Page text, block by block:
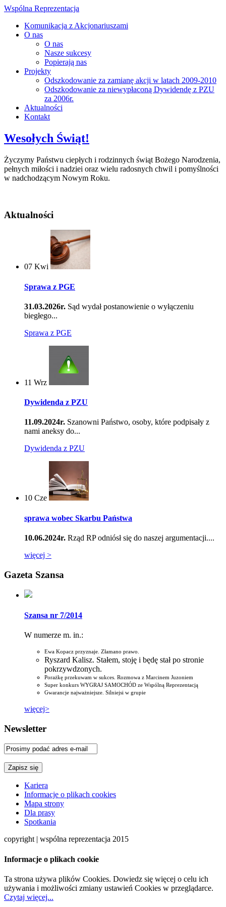
Wspólna Reprezentacja
Komunikacja z Akcjonariuszami
O nas
O nas
Nasze sukcesy
Popierają nas
Projekty
Odszkodowanie za zamianę akcji w latach 2009-2010
Odszkodowanie za niewypłaconą Dywidendę z PZU
za 2006r.
Aktualności
Kontakt
Wesołych Świąt!
Życzymy Państwu ciepłych i rodzinnych świąt Bożego Narodzenia,
pełnych miłości i nadziei oraz wielu radosnych chwil i pomyślności
w nadchodzącym Nowym Roku.
Aktualności
07 Kwi
Sprawa z PGE
31.03.2026r. Sąd wydał postanowienie o wyłączeniu
biegłego...
Sprawa z PGE
11 Wrz
Dywidenda z PZU
11.09.2024r. Szanowni Państwo, osoby, które podpisały z
nami aneksy do...
Dywidenda z PZU
10 Cze
sprawa wobec Skarbu Państwa
10.06.2024r. Rząd RP odniósł się do naszej argumentacji....
więcej >
Gazeta Szansa
Szansa nr 7/2014
W numerze m. in.:
Ewa Kopacz przyznaje. Złamano prawo.
Ryszard Kalisz. Stałem, stoję i będę stał po stronie
pokrzywdzonych.
Porażkę przekuwam w sukces. Rozmowa z Marcinem Juzoniem
Super konkurs WYGRAJ SAMOCHÓD ze Wspólną Reprezentacją
Gwarancje najważniejsze. Silniejsi w grupie
więcej>
Newsletter
Kariera
Informacje o plikach cookies
Mapa strony
Dla prasy
Spotkania
copyright | wspólna reprezentacja 2015
Informacje o plikach cookie
Ta strona używa plików Cookies. Dowiedz się więcej o celu ich
używania i możliwości zmiany ustawień Cookies w przeglądarce.
Czytaj więcej...